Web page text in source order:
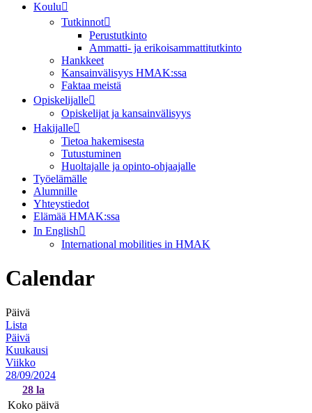
Koulu
Tutkinnot
Perustutkinto
Ammatti- ja erikoisammattitutkinto
Hankkeet
Kansainvälisyys HMAK:ssa
Faktaa meistä
Opiskelijalle
Opiskelijat ja kansainvälisyys
Hakijalle
Tietoa hakemisesta
Tutustuminen
Huoltajalle ja opinto-ohjaajalle
Työelämälle
Alumnille
Yhteystiedot
Elämää HMAK:ssa
In English
International mobilities in HMAK
Calendar
Päivä
Lista
Päivä
Kuukausi
Viikko
28/09/2024
28 la
Koko päivä